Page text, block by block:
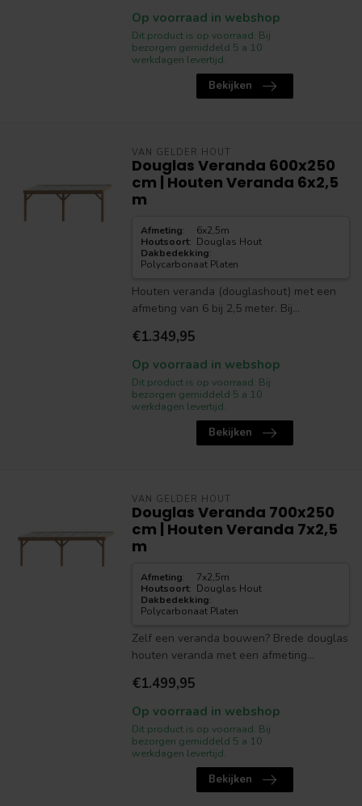
Op voorraad in webshop
Dit product is op voorraad. Bij
bezorgen gemiddeld 5 a 10
werkdagen levertijd.
Bekijken
VAN GELDER HOUT
Douglas Veranda 600x250
cm | Houten Veranda 6x2,5
m
Afmeting:
6x2,5m
Houtsoort: Douglas Hout
Dakbedekking:
Polycarbonaat Platen
Houten veranda (douglashout) met een
afmeting van 6 bij 2,5 meter. Bij...
€1.349,95
Op voorraad in webshop
Dit product is op voorraad. Bij
bezorgen gemiddeld 5 a 10
werkdagen levertijd.
Bekijken
VAN GELDER HOUT
Douglas Veranda 700x250
cm | Houten Veranda 7x2,5
m
Afmeting:
7x2,5m
Houtsoort: Douglas Hout
Dakbedekking:
Polycarbonaat Platen
Zelf een veranda bouwen? Brede douglas
houten veranda met een afmeting...
€1.499,95
Op voorraad in webshop
Dit product is op voorraad. Bij
bezorgen gemiddeld 5 a 10
werkdagen levertijd.
Bekijken